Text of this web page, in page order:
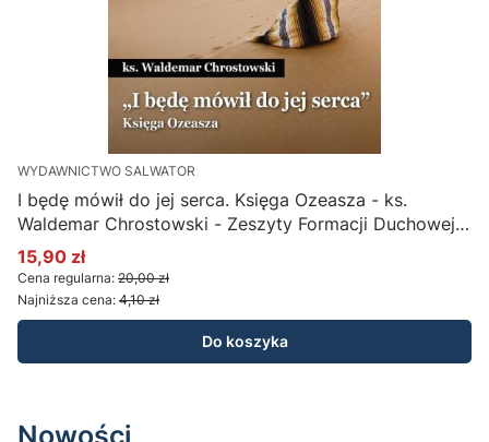
WYDAWNICTWO SALWATOR
I będę mówił do jej serca. Księga Ozeasza - ks.
Waldemar Chrostowski - Zeszyty Formacji Duchowej
nr 90
Cena promocyjna
15,90 zł
Cena regularna: 20,00 zł
Najniższa cena: 4,10 zł
Do koszyka
Nowości